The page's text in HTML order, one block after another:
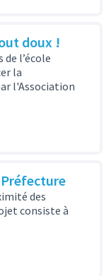
doux !
l’école
la
l'Association
des
consiste à